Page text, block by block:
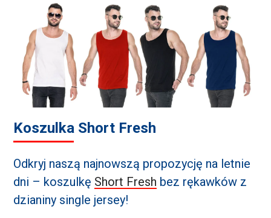
Koszulka Short Fresh
Odkryj naszą najnowszą propozycję na letnie
dni – koszulkę Short Fresh bez rękawków z
dzianiny single jersey!